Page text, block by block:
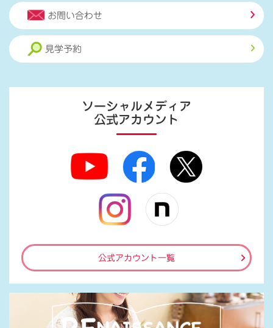
お問い合わせ
見学予約
ソーシャルメディア
公式アカウント
公式アカウント一覧